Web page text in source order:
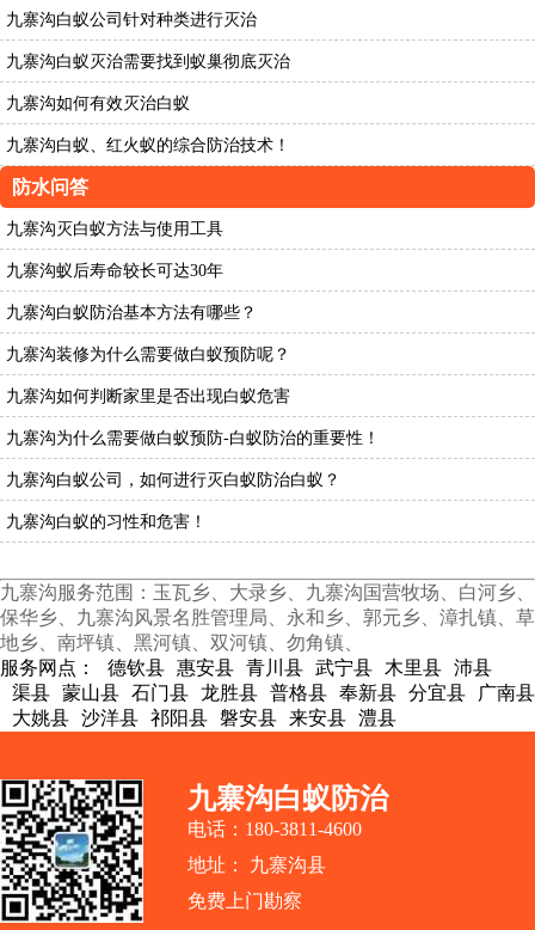
九寨沟白蚁公司针对种类进行灭治
九寨沟白蚁灭治需要找到蚁巢彻底灭治
九寨沟如何有效灭治白蚁
九寨沟白蚁、红火蚁的综合防治技术！
防水问答
九寨沟灭白蚁方法与使用工具
九寨沟蚁后寿命较长可达30年
九寨沟白蚁防治基本方法有哪些？
九寨沟装修为什么需要做白蚁预防呢？
九寨沟如何判断家里是否出现白蚁危害
九寨沟为什么需要做白蚁预防-白蚁防治的重要性！
九寨沟白蚁公司，如何进行灭白蚁防治白蚁？
九寨沟白蚁的习性和危害！
九寨沟服务范围：玉瓦乡、大录乡、九寨沟国营牧场、白河乡、
保华乡、九寨沟风景名胜管理局、永和乡、郭元乡、漳扎镇、草
地乡、南坪镇、黑河镇、双河镇、勿角镇、
服务网点：
德钦县 惠安县 青川县 武宁县 木里县 沛县
渠县 蒙山县 石门县 龙胜县 普格县 奉新县 分宜县
广南县
大姚县 沙洋县 祁阳县 磐安县 来安县 澧县
九寨沟白蚁防治
电话：180-3811-4600
地址： 九寨沟县
免费上门勘察